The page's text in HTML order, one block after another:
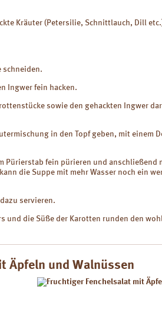
Kräuter (Petersilie, Schnittlauch, Dill
schneiden.
Ingwer fein hacken.
sowie den gehackten Ingwer
in den Topf geben, mit einem
Pürierstab fein pürieren und anschließend
kann die Suppe mit mehr Wasser noch ein
servieren.
und die Süße der Karotten runden den
Äpfeln und Walnüssen